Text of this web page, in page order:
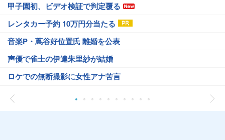
甲子園初、ビデオ検証で判定覆る
レンタカー予約 10万円分当たる
音楽P・蔦谷好位置氏 離婚を公表
声優で雀士の伊達朱里紗が結婚
ロケでの無断撮影に女性アナ苦言